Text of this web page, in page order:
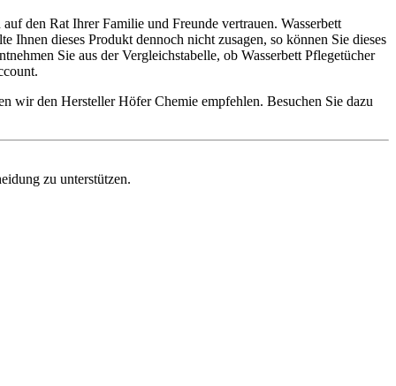
den Rat Ihrer Familie und Freunde vertrauen. Wasserbett
Ihnen dieses Produkt dennoch nicht zusagen, so können Sie dieses
Sie aus der Vergleichstabelle, ob Wasserbett Pflegetücher
wir den Hersteller Höfer Chemie empfehlen. Besuchen Sie dazu
zu unterstützen.